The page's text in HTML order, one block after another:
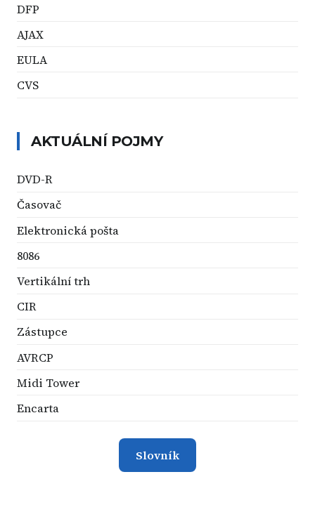
DFP
AJAX
EULA
CVS
AKTUÁLNÍ POJMY
DVD-R
Časovač
Elektronická pošta
8086
Vertikální trh
CIR
Zástupce
AVRCP
Midi Tower
Encarta
Slovník